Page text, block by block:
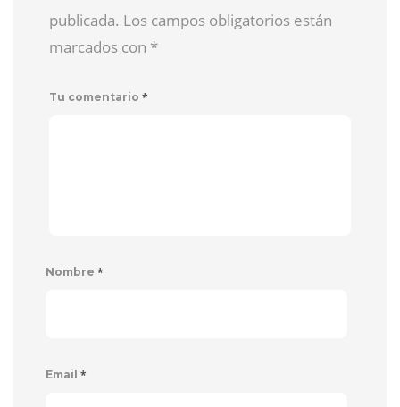
publicada. Los campos obligatorios están
marcados con *
Tu comentario *
Nombre *
Email *